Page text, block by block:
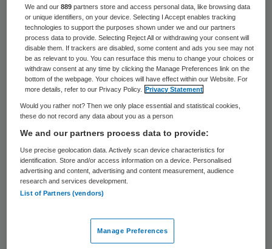
herstel. “Je mag de mens nooit vergeten”,
zegt bestuursvoorzitter Martin Sitalsing
van ggz-aanbieder Lentis. “Die wordt te
vaak volgestopt met pillen.”
“Medicatie kan een onderdeel zijn van een
behandeling. Maar denk er wel meteen over
na hoe je die medicijnen kunt afbouwen”,
aldus Sitalsing in hetmeinummer van Skipr
magazinetegeninterviewer Willem
Wansink. Sitalsing wil dat er in de geestelijke
of er ook “andere vormen van herstel”
mogelijk zijn. “Klinisch herstel is één aspect”,
We and our889 partners store and access personal data, like browsing data
or unique identifiers, on your device. Selecting I Accept enables tracking
technologies to support the purposes shown under we and our partners
process data to provide. Selecting Reject All or withdrawing your consent will
disable them. If trackers are disabled, some content and ads you see may not
be as relevant to you. You can resurface this menu to change your choices or
withdraw consent at any time by clicking the Manage Preferences link on the
bottom of the webpage. Your choices will have effect within our Website. For
more details, refer to our Privacy Policy.
Privacy Statement
Would you rather not? Then we only place essential and statistical cookies,
these do not record any data about you as a person
We and our partners process data to provide:
Use precise geolocation data. Actively scan device characteristics for
identification. Store and/or access information on a device. Personalised
advertising and content, advertising and content measurement, audience
research and services development.
List of Partners (vendors)
Manage Preferences